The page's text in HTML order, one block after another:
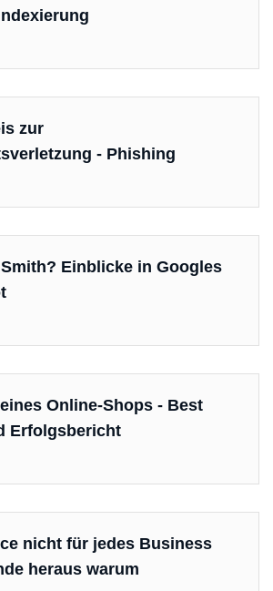
zur
- Phishing
Einblicke in Googles
Online-Shops - Best
Erfolgsbericht
nicht für jedes Business
heraus warum